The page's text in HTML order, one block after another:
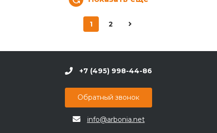
1 2
+7 (495) 998-44-86
Обратный звонок
info@arbonia.net